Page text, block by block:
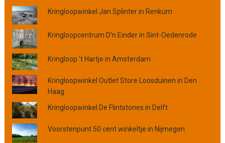
p
p
l
a
a
t
s
,
p
r
o
v
Kringloopwinkel Jan Splinter in Renkum
Kringloopcentrum D’n Einder in Sint-Oedenrode
Kringloop ’t Hartje in Amsterdam
Kringloopwinkel Outlet Store Loosduinen in Den
Haag
Kringloopwinkel De Flintstones in Delft
Voorstenpunt 50 cent winkeltje in Nijmegen